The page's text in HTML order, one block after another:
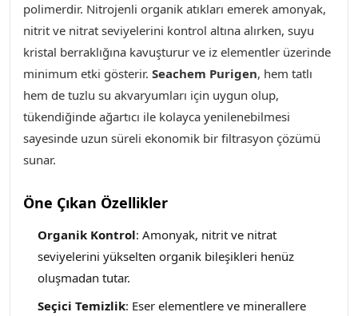
polimerdir. Nitrojenli organik atıkları emerek amonyak,
nitrit ve nitrat seviyelerini kontrol altına alırken, suyu
kristal berraklığına kavuşturur ve iz elementler üzerinde
minimum etki gösterir. Seachem Purigen, hem tatlı
hem de tuzlu su akvaryumları için uygun olup,
tükendiğinde ağartıcı ile kolayca yenilenebilmesi
sayesinde uzun süreli ekonomik bir filtrasyon çözümü
sunar.
Öne Çıkan Özellikler
Organik Kontrol: Amonyak, nitrit ve nitrat
seviyelerini yükselten organik bileşikleri henüz
oluşmadan tutar.
Seçici Temizlik: Eser elementlere ve minerallere